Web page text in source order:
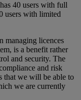
40 users with full
users with limited
managing licences
is a benefit rather
and security. The
and risk
that we will be able to
we are currently